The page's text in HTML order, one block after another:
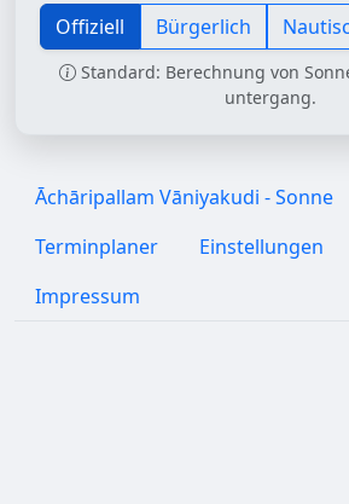
Offiziell Bürgerlich
Standard: Berechnung von
untergang.
Āchāripallam Vāniyakudi - Sonne
Terminplaner
Einstellungen
Impressum